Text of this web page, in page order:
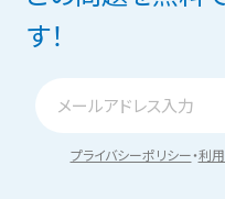
す！
プライバシーポリシー・利